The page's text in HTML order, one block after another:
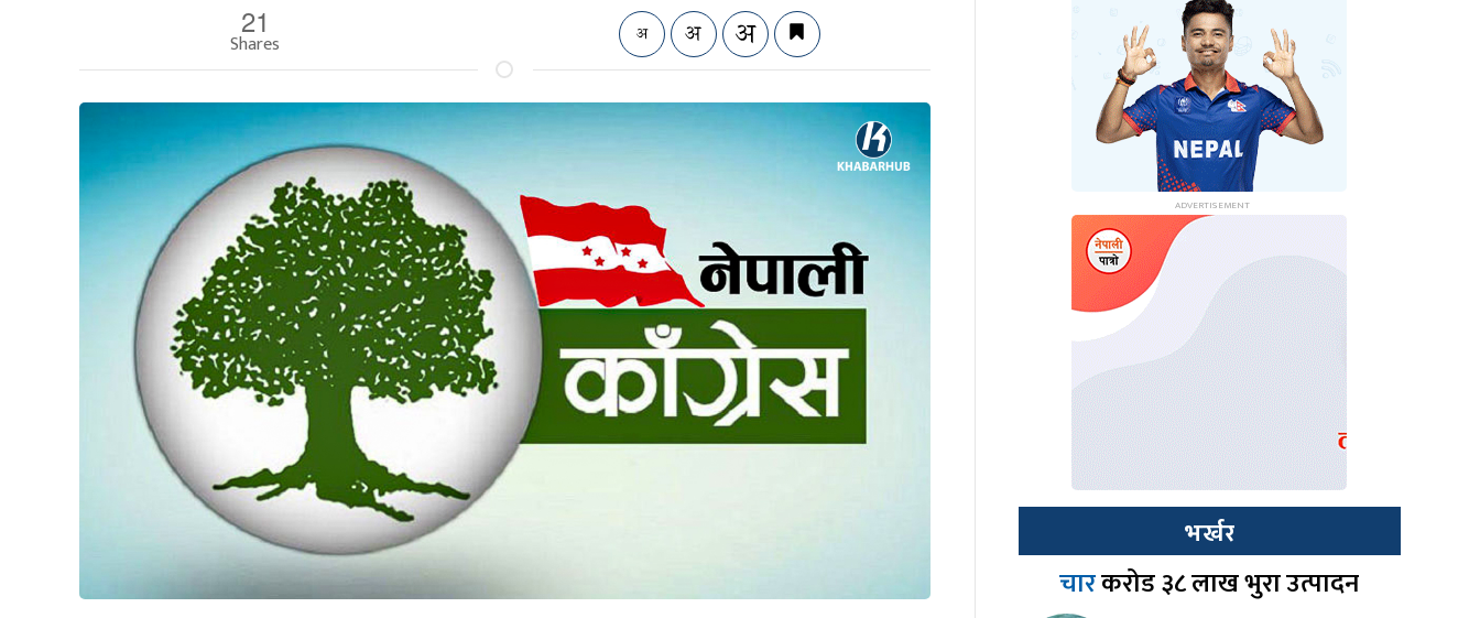
21
Shares
भर्खर
चारकरोड ३८ लाख भुरा उत्पादन